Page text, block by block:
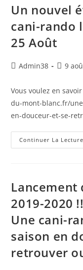
Un nouvel
cani-rando
25 Août
Auteur/autrice
la
publication :
Admin38 9
Vous voulez en
du-mont-blanc.fr/
en-douceur-et-se-
Continuer La Lecture
Lancement
2019-2020
Une cani-
saison en
retrouver